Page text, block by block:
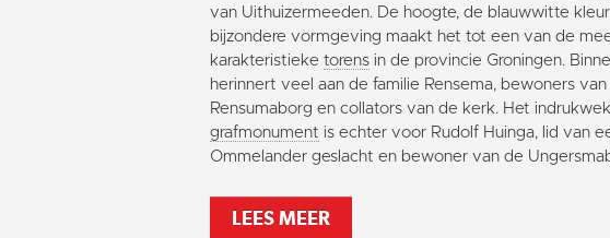
van Uithuizermeeden. De hoogte, de blauwwitte
bijzondere vormgeving maakt het tot een van de
karakteristieke torens in de provincie Groningen.
herinnert veel aan de familie Rensema, bewoners van
Rensumaborg en collators van de kerk. Het
grafmonument is echter voor Rudolf Huinga, lid van
Ommelander geslacht en bewoner van de
LEES MEER